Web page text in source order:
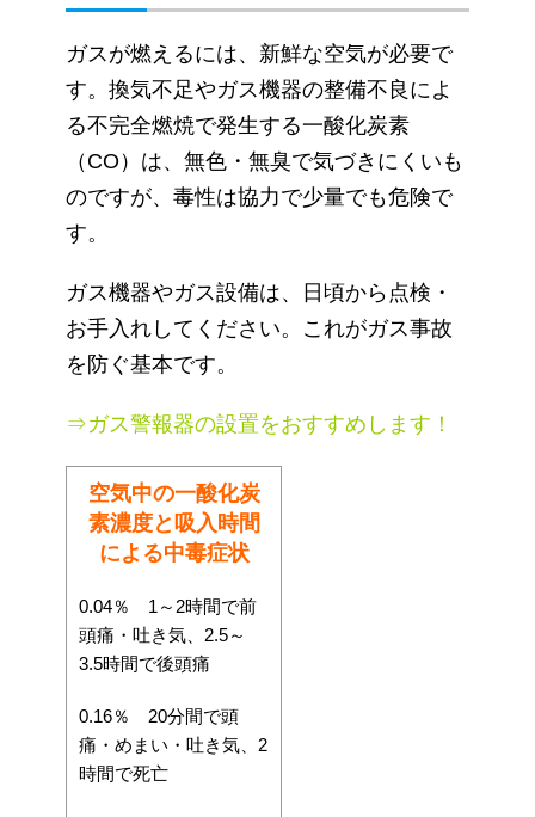
ガスが燃えるには、新鮮な空気が必要で
す。換気不足やガス機器の整備不良によ
る不完全燃焼で発生する一酸化炭素
（CO）は、無色・無臭で気づきにくいも
のですが、毒性は協力で少量でも危険で
す。
ガス機器やガス設備は、日頃から点検・
お手入れしてください。これがガス事故
を防ぐ基本です。
⇒ガス警報器の設置をおすすめします！
空気中の一酸化炭
素濃度と吸入時間
による中毒症状
0.04％ 1～2時間で前
頭痛・吐き気、2.5～
3.5時間で後頭痛
0.16％ 20分間で頭
痛・めまい・吐き気、2
時間で死亡